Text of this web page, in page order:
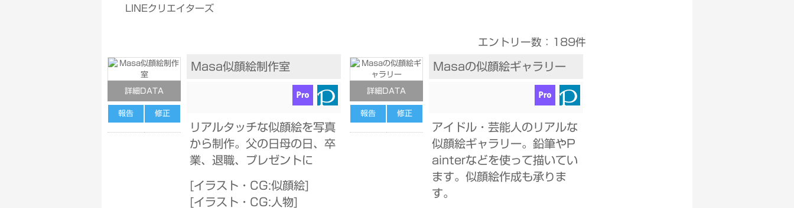
LINEクリエイターズ
エントリー数：189件
詳細DATA
報告 修正
Masa似顔絵制作室
リアルタッチな似顔絵を写真
から制作。父の日母の日、卒
業、退職、プレゼントに
[イラスト・CG:似顔絵]
[イラスト・CG:人物]
詳細DATA
報告 修正
Masaの似顔絵ギャラリー
アイドル・芸能人のリアルな
似顔絵ギャラリー。鉛筆やP
ainterなどを使って描いてい
ます。似顔絵作成も承りま
す。